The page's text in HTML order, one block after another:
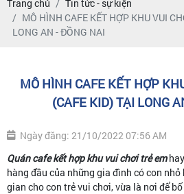
Trang chủ
Tin tức - sự kiện
MÔ HÌNH CAFE KẾT HỢP KHU VUI
LONG AN - ĐỒNG NAI
MÔ HÌNH CAFE KẾT HỢP
(CAFE KID) TẠI LONG
Ngày đăng: 21/10/2022 07:56 AM
Quán cafe kết hợp khu vui chơi trẻ emhay
hàng đầu của những gia đình có con
gian cho con trẻ vui chơi, vừa là nơi để